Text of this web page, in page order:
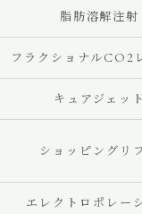
脂肪溶解注射
フラクショナルCO2
キュアジェット
ショッピングリ
エレクトロポレー